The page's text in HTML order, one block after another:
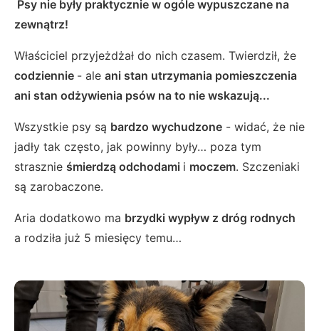
Psy nie były praktycznie w ogóle wypuszczane na
zewnątrz!
Właściciel przyjeżdżał do nich czasem. Twierdził, że
codziennie - ale ani stan utrzymania pomieszczenia
ani stan odżywienia psów na to nie wskazują...
Wszystkie psy są bardzo wychudzone - widać, że nie
jadły tak często, jak powinny były… poza tym
strasznie śmierdzą odchodami i moczem. Szczeniaki
są zarobaczone.
Aria dodatkowo ma brzydki wypływ z dróg rodnych
a rodziła już 5 miesięcy temu…